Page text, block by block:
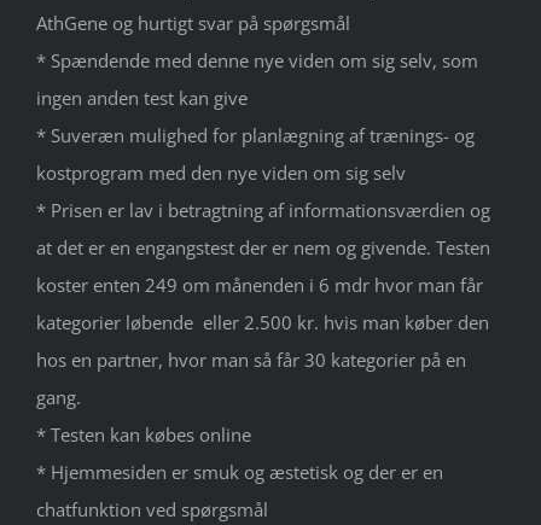
AthGene og hurtigt svar på spørgsmål
* Spændende med denne nye viden om sig selv, som
ingen anden test kan give
* Suveræn mulighed for planlægning af trænings- og
kostprogram med den nye viden om sig selv
* Prisen er lav i betragtning af informationsværdien og
at det er en engangstest der er nem og givende. Testen
koster enten 249 om månenden i 6 mdr hvor man får
kategorier løbende eller 2.500 kr. hvis man køber den
hos en partner, hvor man så får 30 kategorier på en
gang.
* Testen kan købes online
* Hjemmesiden er smuk og æstetisk og der er en
chatfunktion ved spørgsmål